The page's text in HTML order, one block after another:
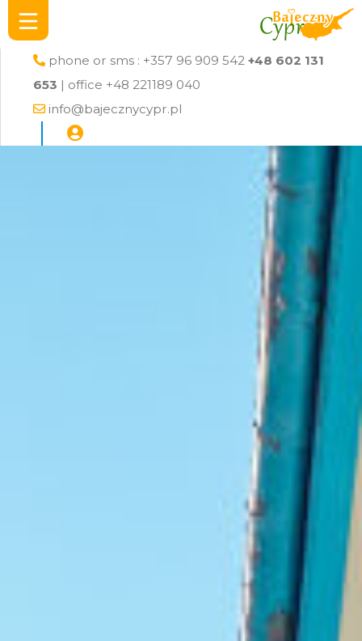
phone or sms : +357 96 909 542 +48 602 131
653 | office +48 221189 040
info@bajecznycypr.pl